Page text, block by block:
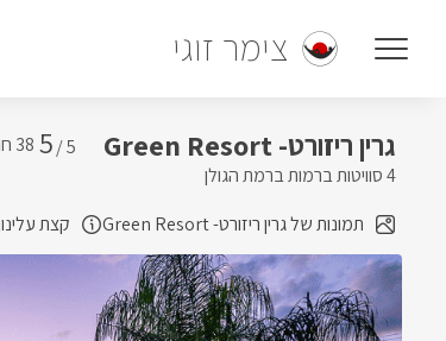
צימר זוגי
גרין ריזורט- Green Resort 5 /
5
4 סוויטות ברמות ברמת הגולן
תמונות של גרין ריזורט- Green Resort
קצת עלינו